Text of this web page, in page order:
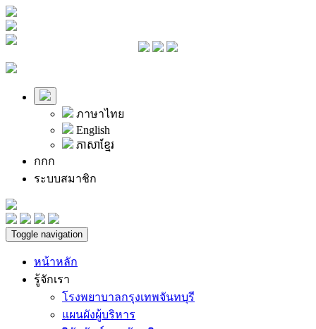
ภาษาไทย
English
ភាសាខ្មែរ
กกก
ระบบสมาชิก
Toggle navigation
หน้าหลัก
รู้จักเรา
โรงพยาบาลกรุงเทพจันทบุรี
แผนผังผู้บริหาร